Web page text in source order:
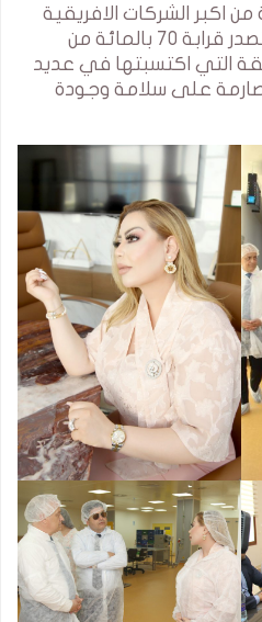
اكبر الشركات الافريقية
المصدر للأدوية حيث انها تصدر قرابة 70 بالمائة من
التي اكتسبتها في عديد
صارمة على سلامة وجودة